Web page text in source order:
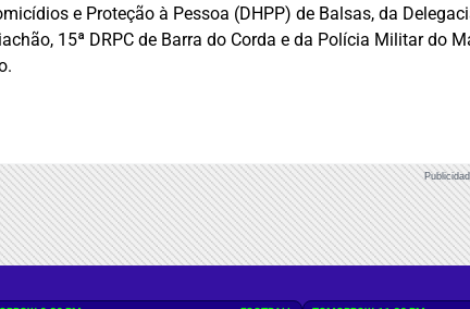
e Proteção à Pessoa (DHPP) de Balsas, da
15ª DRPC de Barra do Corda e da Polícia Militar